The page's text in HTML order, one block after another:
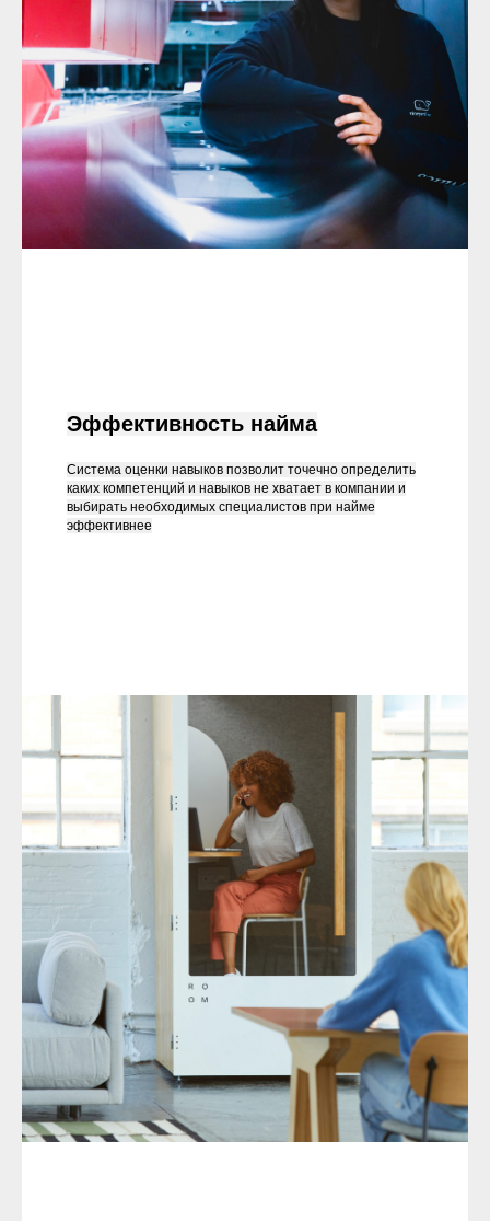
Эффективность найма
Система оценки навыков позволит точечно определить
каких компетенций и навыков не хватает в компании и
выбирать необходимых специалистов при найме
эффективнее